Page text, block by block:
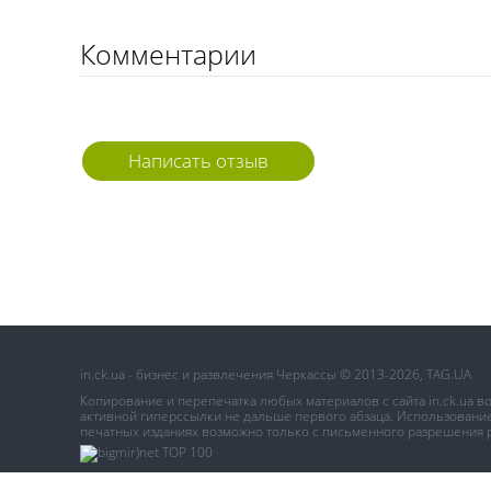
Комментарии
Написать отзыв
in.ck.ua - бизнес и развлечения Черкассы © 2013-2026, TAG.UA
Копирование и перепечатка любых материалов с сайта in.ck.ua
активной гиперссылки не дальше первого абзаца.
печатных изданиях возможно только с письменного разрешения